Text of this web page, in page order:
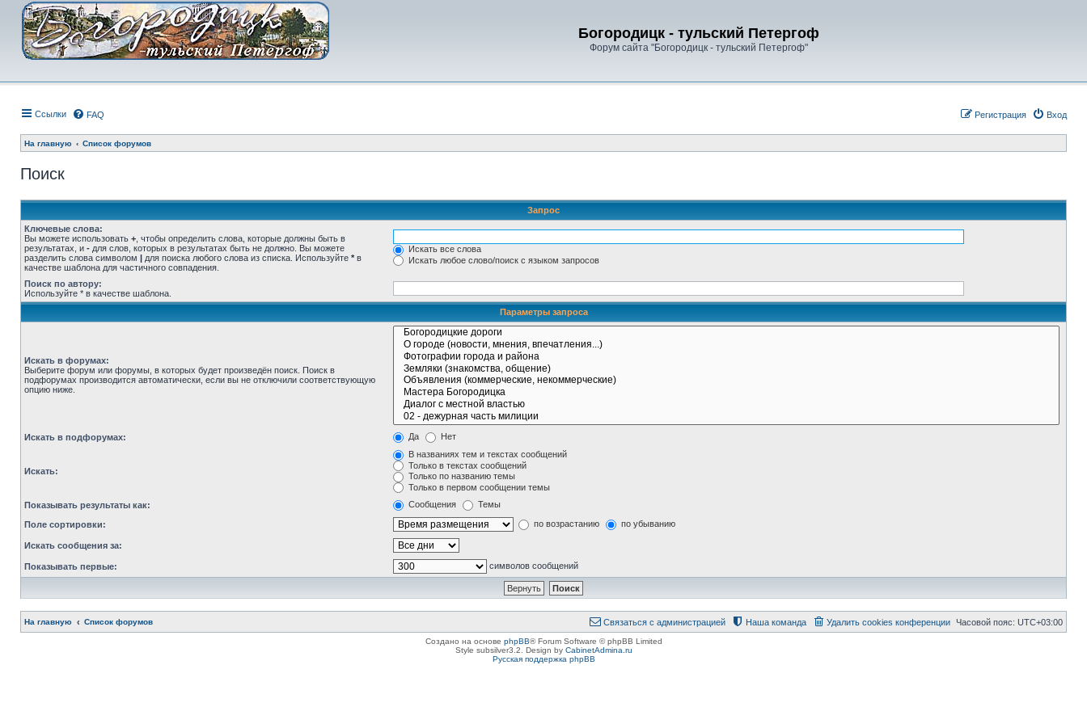
Богородицк - тульский Петергоф
Форум сайта "Богородицк - тульский Петергоф"
Ссылки FAQ Вход
Регистрация
На главную Список форумов
Поиск
Запрос
Ключевые слова:
Вы можете использовать + , чтобы определить слова, которые должны быть в
результатах, и - для слов, которых в результатах быть не должно. Вы можете
разделить слова символом | для поиска любого слова из списка. Используйте * в
качестве шаблона для частичного совпадения.
Искать все слова
Искать любое слово/поиск с языком запросов
Поиск по автору:
Используйте * в качестве шаблона.
Параметры запроса
Искать в форумах:
Выберите форум или форумы, в которых будет произведён поиск. Поиск в
подфорумах производится автоматически, если вы не отключили соответствующую
опцию ниже.
Искать в подфорумах: Да Нет
Искать:
В названиях тем и текстах сообщений
Только в текстах сообщений
Только по названию темы
Только в первом сообщении темы
Показывать результаты как:
Сообщения Темы
Поле сортировки: по возрастанию по убыванию
Искать сообщения за:
Показывать первые: символов сообщений
На главную Список форумов Часовой пояс: UTC+03:00
Удалить cookies конференции
Наша команда
Связаться с администрацией
Создано на основе phpBB® Forum Software © phpBB Limited
Style subsilver3.2. Design by CabinetAdmina.ru
Русская поддержка phpBB